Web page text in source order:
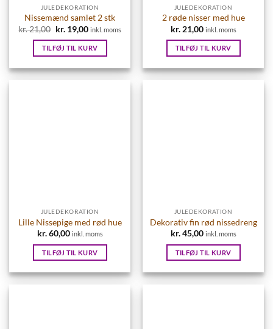
JULEDEKORATION
Nissemænd samlet 2 stk
kr.21,00 Den
oprindelige
pris
var:
kr.19,00Den
pris
er:
inkl. moms
TILFØJ TIL KURV
JULEDEKORATION
2 røde nisser med hue
kr.21,00 inkl. moms
TILFØJ TIL KURV
JULEDEKORATION
Lille Nissepige med rød hue
kr.60,00 inkl. moms
TILFØJ TIL KURV
JULEDEKORATION
Dekorativ fin rød nissedreng
kr.45,00 inkl. moms
TILFØJ TIL KURV